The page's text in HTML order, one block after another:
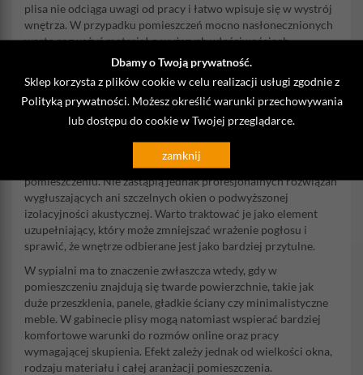
Dbamy o Twoją prywatność.
Sklep korzysta z plików cookie w celu realizacji usługi zgodnie z
Polityką prywatności. Możesz określić warunki przechowywania
lub dostępu do cookie w Twojej przeglądarce.
zamknij
plisa nie odciąga uwagi od pracy i łatwo wpisuje się w wystrój
wnętrza. W przypadku pomieszczeń mocno nasłonecznionych
warto rozważyć materiał o wyższych właściwościach
ograniczających dostęp promieni słonecznych.
Czy plisy plaster miodu poprawiają
akustykę?
akustyczny wnętrza, ponieważ ich wielowarstwowa struktura
częściowo pochłania dźwięki rozchodzące się w
pomieszczeniu. Nie zastąpią jednak profesjonalnych rozwiązań
wygłuszających ani szczelnych okien o podwyższonej
izolacyjności akustycznej. Warto traktować je jako element
uzupełniający, który może zmniejszać wrażenie pogłosu i
sprawić, że wnętrze odbierane jest jako bardziej przytulne.
W sypialni ma to znaczenie zwłaszcza wtedy, gdy w
pomieszczeniu znajdują się twarde powierzchnie, takie jak
duże przeszklenia, panele, gładkie ściany czy minimalistyczne
meble. W gabinecie plisy mogą natomiast wspierać bardziej
komfortowe warunki do rozmów online oraz pracy
wymagającej skupienia. Efekt zależy jednak od wielkości okna,
rodzaju materiału i całej aranżacji pomieszczenia.